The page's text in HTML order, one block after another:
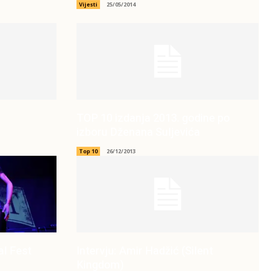
Vijesti 25/05/2014
Top 10 26/12/2013